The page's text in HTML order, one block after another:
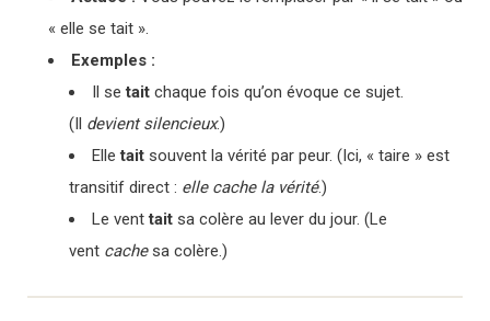
« elle se tait ».
Exemples :
Il setaitchaque fois qu’on évoque ce sujet.
(Il devient silencieux.)
Elletaitsouvent la vérité par peur. (Ici, « taire » est
transitif direct : elle cache la vérité.)
Le venttaitsa colère au lever du jour. (Le
vent cachesa colère.)